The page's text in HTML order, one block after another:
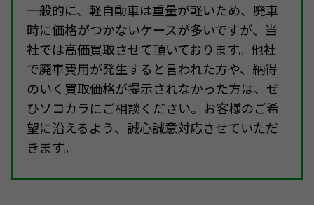
一般的に、軽自動車は重量が軽いため、廃車
時に価格がつかないケースが多いですが、当
社では高価買取させて頂いております。他社
で廃車費用が発生すると言われた方や、納得
のいく買取価格が提示されなかった方は、ぜ
ひソコカラにご相談ください。お客様のご希
望に沿えるよう、誠心誠意対応させていただ
きます。